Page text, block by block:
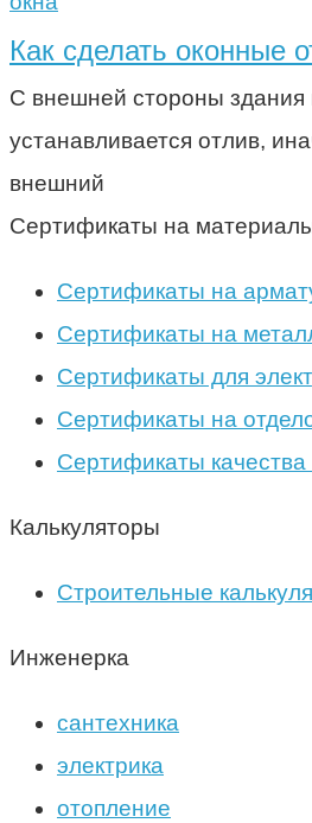
Как сделать оконные
С внешней стороны здания
устанавливается отлив,
внешний
Сертификаты на
Сертификаты на
Сертификаты на
Сертификаты для
Сертификаты на
Сертификаты качества
Калькуляторы
Строительные
Инженерка
сантехника
электрика
отопление